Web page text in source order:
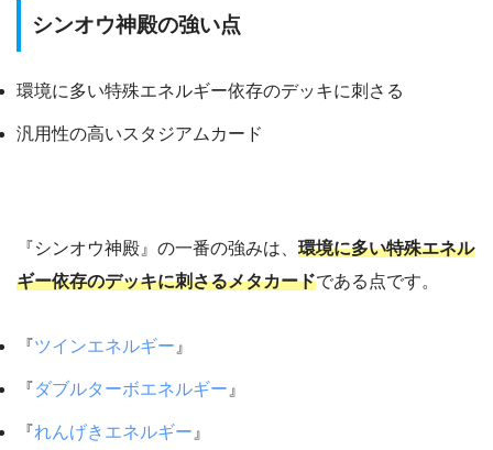
シンオウ神殿の強い点
環境に多い特殊エネルギー依存のデッキに刺さる
汎用性の高いスタジアムカード
『シンオウ神殿』の一番の強みは、 環境に多い特殊エネル
ギー依存のデッキに刺さるメタカードである点です。
『ツインエネルギー 』
『ダブルターボエネルギー 』
『れんげきエネルギー 』